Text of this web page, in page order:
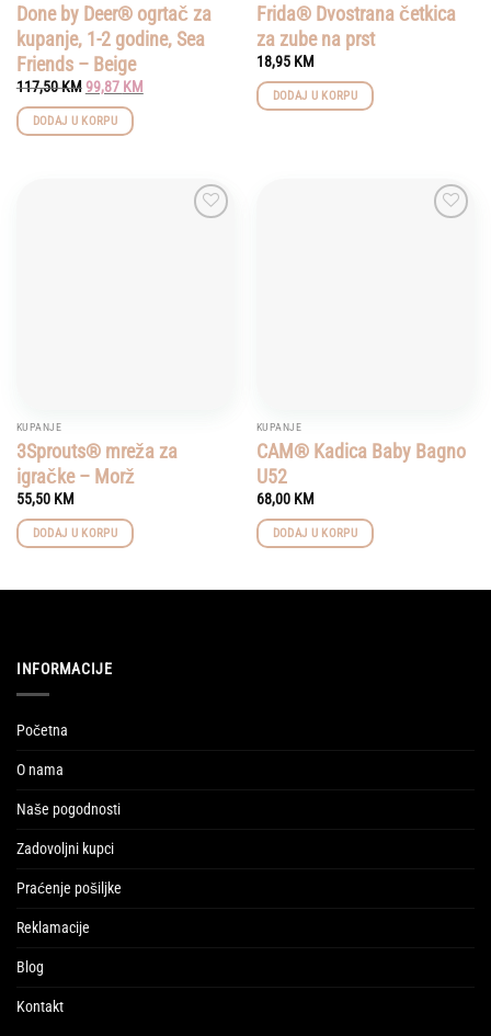
Done by Deer® ogrtač za
kupanje, 1-2 godine, Sea
Friends – Beige
117,50KM Original
price
was:
117,50 KM.
99,87 KMCurrent
price
DODAJ U KORPU
Frida® Dvostrana četkica
za zube na prst
18,95 KM
DODAJ U KORPU
KUPANJE
3Sprouts® mreža za
igračke – Morž
55,50 KM
DODAJ U KORPU
KUPANJE
CAM® Kadica Baby Bagno
U52
68,00 KM
DODAJ U KORPU
INFORMACIJE
Početna
O nama
Naše pogodnosti
Zadovoljni kupci
Praćenje pošiljke
Reklamacije
Blog
Kontakt